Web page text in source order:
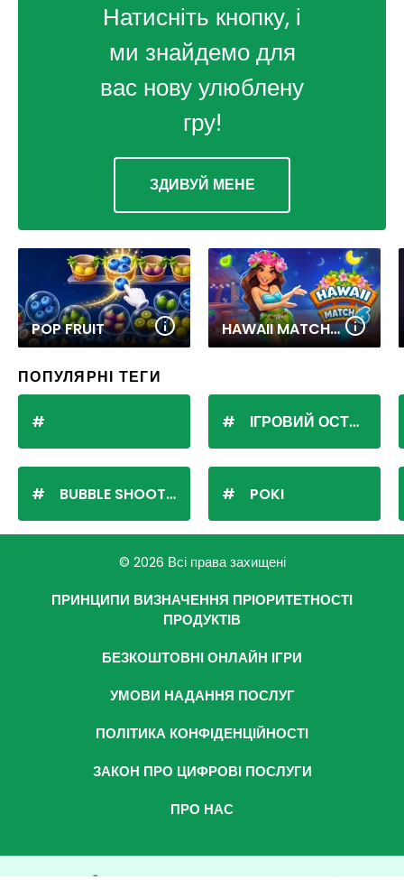
Натисніть кнопку, і
ми знайдемо для
вас нову улюблену
гру!
ЗДИВУЙ МЕНЕ
POP FRUIT HAWAII MATCH 6
ПОПУЛЯРНІ ТЕГИ
BUBBLE SHOOTER
ІГРОВИЙ ОСТРІВ
POKI
© 2026 Всі права захищені
ПРИНЦИПИ ВИЗНАЧЕННЯ ПРІОРИТЕТНОСТІ
ПРОДУКТІВ
БЕЗКОШТОВНІ ОНЛАЙН ІГРИ
УМОВИ НАДАННЯ ПОСЛУГ
ПОЛІТИКА КОНФІДЕНЦІЙНОСТІ
ЗАКОН ПРО ЦИФРОВІ ПОСЛУГИ
ПРО НАС